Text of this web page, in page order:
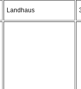
Landhaus